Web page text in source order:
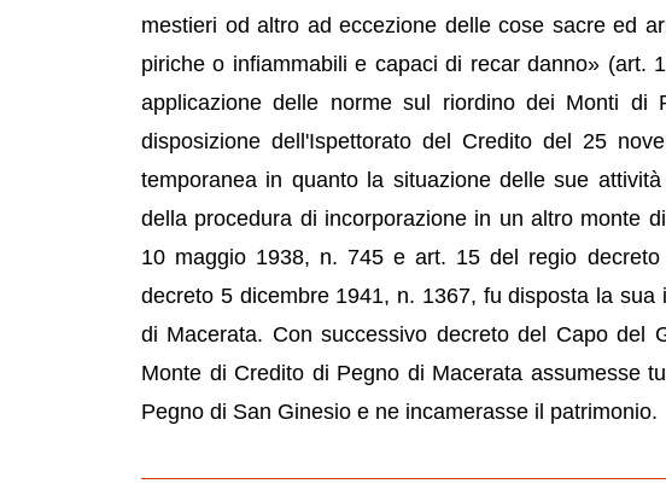
mestieri od altro ad eccezione delle cose sacre ed
piriche o infiammabili e capaci di recar danno» (art.
applicazione delle norme sul riordino dei Monti
disposizione dell'Ispettorato del Credito del 25
temporanea in quanto la situazione delle sue
della procedura di incorporazione in un altro monte
10 maggio 1938, n. 745 e art. 15 del regio
decreto 5 dicembre 1941, n. 1367, fu disposta la
di Macerata. Con successivo decreto del Capo del
Monte di Credito di Pegno di Macerata assumesse
Pegno di San Ginesio e ne incamerasse il patrimonio.